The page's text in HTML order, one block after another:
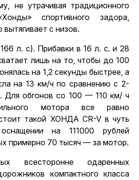
не утрачивая традиционного
спортивного задора,
вытягивает с низов.
л. с). Прибавки в 16 л. с. и 28
лишь на то, чтобы до 100
на 1,2 секунды быстрее, а
на 13 км/ч по сравнению с 2-
Для обгонов со 100 — 110 км/ ч
мотора все равно
такой ХОНДА CR-V в чуть
на 111000 рублей
примерно 70 тысяч — за мотор.
всесторонне одаренных
компактного класса